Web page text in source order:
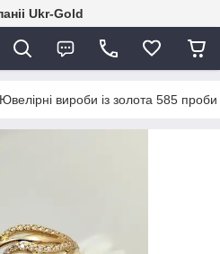
Ukr-Gold
Ювелірні вироби із золота 585 проби